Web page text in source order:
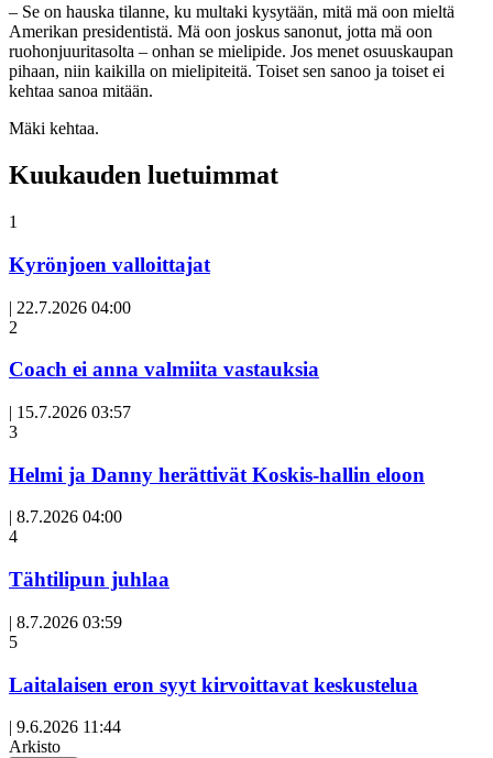
– Se on hauska tilanne, ku multaki kysytään, mitä mä oon mieltä
Amerikan presidentistä. Mä oon joskus sanonut, jotta mä oon
ruohonjuuritasolta – onhan se mielipide. Jos menet osuuskaupan
pihaan, niin kaikilla on mielipiteitä. Toiset sen sanoo ja toiset ei
kehtaa sanoa mitään.
Mäki kehtaa.
Kuukauden luetuimmat
1
Kyrönjoen valloittajat
| 22.7.2026 04:00
Avoin
2
Coach ei anna valmiita vastauksia
| 15.7.2026 03:57
3
Helmi ja Danny herättivät Koskis-hallin eloon
8.7.2026 04:00
Avoin
4
Tähtilipun juhlaa
| 8.7.2026 03:59
Avoin
5
Laitalaisen eron syyt kirvoittavat keskustelua
| 9.6.2026 11:44
Arkisto